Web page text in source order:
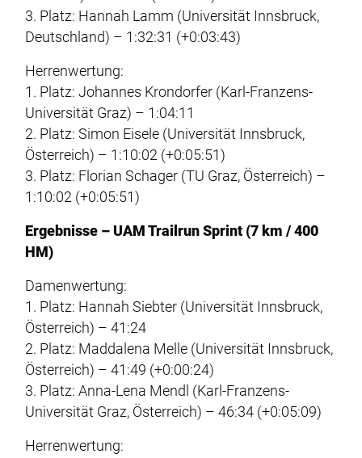
3. Platz: Hannah Lamm (Universität Innsbruck,
Deutschland) – 1:32:31 (+0:03:43)
Herrenwertung:
1. Platz: Johannes Krondorfer (Karl-Franzens-
Universität Graz) – 1:04:11
2. Platz: Simon Eisele (Universität Innsbruck,
Österreich) – 1:10:02 (+0:05:51)
3. Platz: Florian Schager (TU Graz, Österreich) –
1:10:02 (+0:05:51)
Ergebnisse – UAM Trailrun Sprint (7 km / 400
HM)
Damenwertung:
1. Platz: Hannah Siebter (Universität Innsbruck,
Österreich) – 41:24
2. Platz: Maddalena Melle (Universität Innsbruck,
Österreich) – 41:49 (+0:00:24)
3. Platz: Anna-Lena Mendl (Karl-Franzens-
Universität Graz, Österreich) – 46:34 (+0:05:09)
Herrenwertung: